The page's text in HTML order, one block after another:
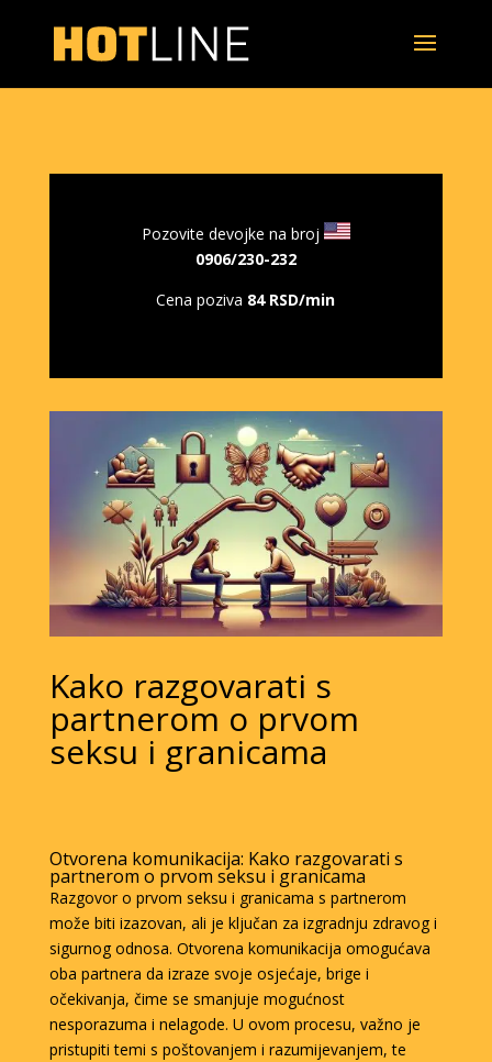
Pozovite devojke na broj
0906/230-232
Cena poziva 84 RSD/min
Kako razgovarati s
partnerom o prvom
seksu i granicama
Otvorena komunikacija: Kako razgovarati s
partnerom o prvom seksu i granicama
Razgovor o prvom seksu i granicama s partnerom
može biti izazovan, ali je ključan za izgradnju zdravog i
sigurnog odnosa. Otvorena komunikacija omogućava
oba partnera da izraze svoje osjećaje, brige i
očekivanja, čime se smanjuje mogućnost
nesporazuma i nelagode. U ovom procesu, važno je
pristupiti temi s poštovanjem i razumijevanjem, te